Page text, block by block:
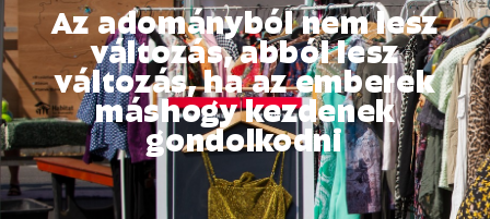
Az adományból nem lesz
változás, abból lesz
változás, ha az emberek
máshogy kezdenek
gondolkodni